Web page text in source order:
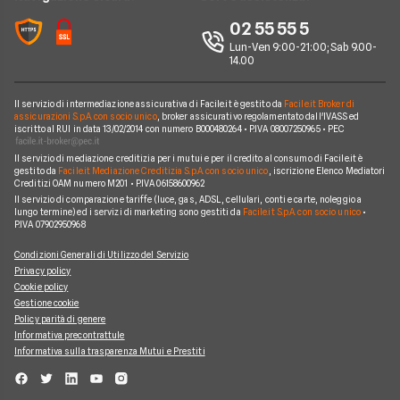
Contatti
Iren
Optima
Sorgenia
Fornitori Energetici
Argomenti in evidenza Gas e Luce 02 55 55 5
Lun-Ven 9:00-21:00; Sab 9.00-
14.00
Il servizio di intermediazione assicurativa di Facile.it è gestito da Facile.it Broker di
assicurazioni S.p.A. con socio unico, broker assicurativo regolamentato dall'IVASS ed
iscritto al RUI in data 13/02/2014 con numero B000480264 • P.IVA 08007250965 • PEC
Il servizio di mediazione creditizia per i mutui e per il credito al consumo di Facile.it è
gestito da Facile.it Mediazione Creditizia S.p.A. con socio unico, iscrizione Elenco Mediatori
Creditizi OAM numero M201 • P.IVA 06158600962
Il servizio di comparazione tariffe (luce, gas, ADSL, cellulari, conti e carte, noleggio a
lungo termine) ed i servizi di marketing sono gestiti da Facile.it S.p.A. con socio unico•
P.IVA 07902950968
Condizioni Generali di Utilizzo del Servizio
Privacy policy
Cookie policy
Gestione cookie
Policy parità di genere
Informativa precontrattule
Informativa sulla trasparenza Mutui e Prestiti